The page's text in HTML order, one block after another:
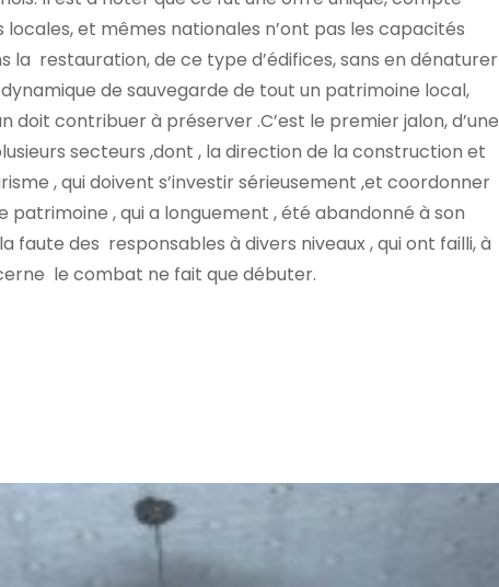
et mêmes nationales n’ont pas les capacités
la restauration, de ce type d’édifices, sans en dénaturer
de sauvegarde de tout un patrimoine local,
contribuer à préserver .C’est le premier jalon, d’une
secteurs ,dont , la direction de la construction et
, qui doivent s’investir sérieusement ,et coordonner
, qui a longuement , été abandonné à son
des responsables à divers niveaux , qui ont failli, à
le combat ne fait que débuter.